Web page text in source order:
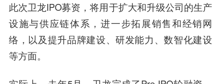
此次卫龙IPO募资，将用于扩大和升级公司的生产
设施与供应链体系，进一步拓展销售和经销网
络，以及提升品牌建设、研发能力、数智化建设
等方面。